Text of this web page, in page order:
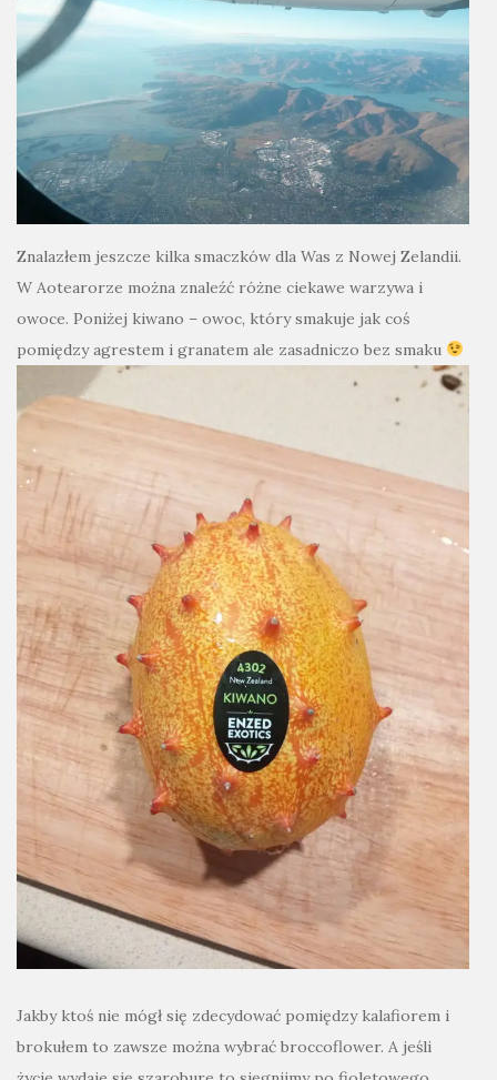
Znalazłem jeszcze kilka smaczków dla Was z Nowej Zelandii.
W Aotearorze można znaleźć różne ciekawe warzywa i
owoce. Poniżej kiwano – owoc, który smakuje jak coś
pomiędzy agrestem i granatem ale zasadniczo bez smaku
Jakby ktoś nie mógł się zdecydować pomiędzy kalafiorem i
brokułem to zawsze można wybrać broccoflower. A jeśli